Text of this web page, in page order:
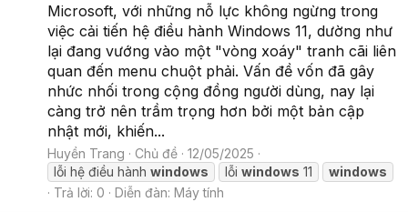
Microsoft, với những nỗ lực không ngừng trong
việc cải tiến hệ điều hành Windows 11, dường như
lại đang vướng vào một "vòng xoáy" tranh cãi liên
quan đến menu chuột phải. Vấn đề vốn đã gây
nhức nhối trong cộng đồng người dùng, nay lại
càng trở nên trầm trọng hơn bởi một bản cập
nhật mới, khiến...
Huyền Trang Chủ đề
12/05/2025
lỗi hệ điều hành windows lỗi windows 11
windows
Trả lời: 0
Diễn đàn: Máy tính